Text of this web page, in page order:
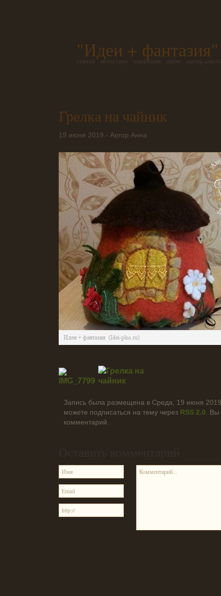
"Идеи + фантазия"
главная аксессуары содержание шитье мастер-
Грелка на чайник
19 июня 2019 - Автор Анна
Запись была размещена в Среда, 19 июня
можете подписаться на тему через RSS 2.0. Вы
комментарий.